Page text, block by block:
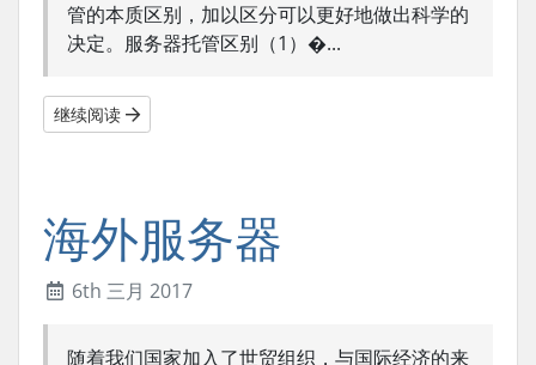
管的本质区别，加以区分可以更好地做出科学的
决定。服务器托管区别（1）�...
继续阅读
海外服务器
6th 三月 2017
随着我们国家加入了世贸组织，与国际经济的来